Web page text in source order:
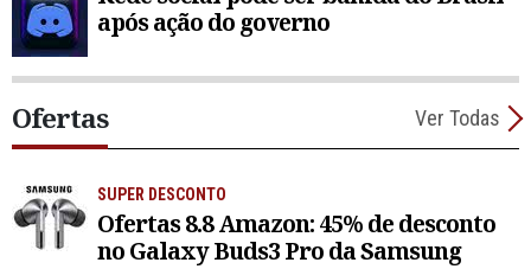
após ação do governo
Ofertas Ver Todas
SUPER DESCONTO
Ofertas 8.8 Amazon: 45% de desconto
no Galaxy Buds3 Pro da Samsung